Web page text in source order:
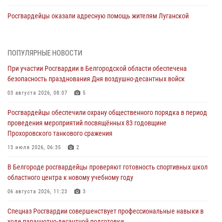
Росгвардейцы оказали адресную помощь жителям Луганской
организационно-штатных подразделений Росгвардии с
профессиональным праздником
07 августа 2026, 16:32
В Белгородской области продолжаются межведомственные
проверки объектов образования с участием Росгвардии к новому
учебному году
07 августа 2026, 16:08
Руководитель управления вневедомственной охраны Росгвардии
по Белгородской области принял участие во Всероссийском
совещании-семинаре в Нижнем Новгороде (видео)
ПОПУЛЯРНЫЕ НОВОСТИ
При участии Росгвардии в Белгородской области обеспечена
безопасность празднования Дня воздушно-десантных войск
03 августа 2026, 08:07 5
Росгвардейцы обеспечили охрану общественного порядка в период
проведения мероприятий посвящённых 83 годовщине
Прохоровского танкового сражения
13 июля 2026, 06:35 2
В Белгороде росгвардейцы проверяют готовность спортивных школ
областного центра к новому учебному году
06 августа 2026, 11:23 3
Спецназ Росгвардии совершенствует профессиональные навыки в